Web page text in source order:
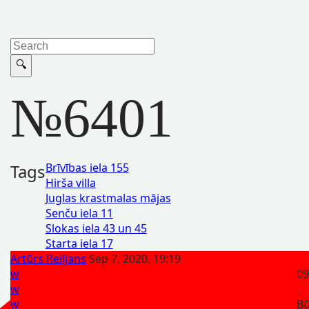
№6401
TagsBrīvības iela 155
Hirša villa
Juglas krastmalas mājas
Senču iela 11
Slokas iela 43 un 45
Starta iela 17
Artūrs Reiljans Sep 7, 2020, 19:19
w
w
w
.